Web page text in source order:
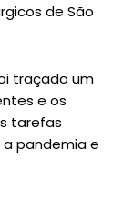
de São
traçado um
e os
tarefas
pandemia e